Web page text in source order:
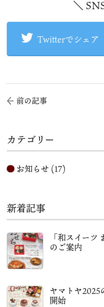
＼
Twitterでシェア
← 前の記事
カテゴリー
お知らせ (17)
新着記事
「和スイー
のご案内
ヤマトヤ2025
開始